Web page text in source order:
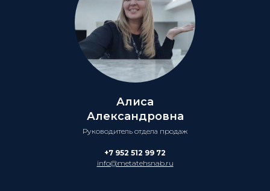
Алиса
Александровна
Руководитель отдела продаж
+7 952 512 99 72
info@metatehsnab.ru